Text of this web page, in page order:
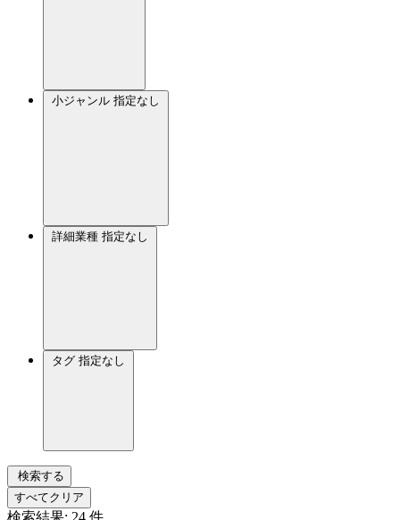
小ジャンル 指定なし
詳細業種 指定なし
タグ 指定なし
検索する
すべてクリア
検索結果: 24 件